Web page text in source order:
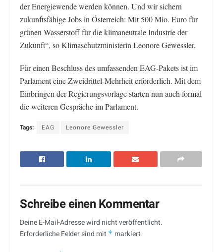
der Energiewende werden können. Und wir sichern
zukunftsfähige Jobs in Österreich: Mit 500 Mio. Euro für
grünen Wasserstoff für die klimaneutrale Industrie der
Zukunft“, so Klimaschutzministerin Leonore Gewessler.
Für einen Beschluss des umfassenden EAG-Pakets ist im
Parlament eine Zweidrittel-Mehrheit erforderlich. Mit dem
Einbringen der Regierungsvorlage starten nun auch formal
die weiteren Gespräche im Parlament.
Tags: EAG Leonore Gewessler
Schreibe einen Kommentar
Deine E-Mail-Adresse wird nicht veröffentlicht.
Erforderliche Felder sind mit * markiert